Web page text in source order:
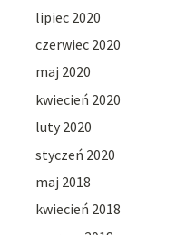
lipiec 2020
czerwiec 2020
maj 2020
kwiecień 2020
luty 2020
styczeń 2020
maj 2018
kwiecień 2018